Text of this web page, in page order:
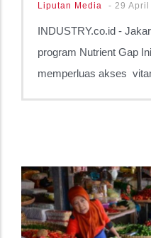
Liputan Media - 29 April
INDUSTRY.co.id -
program Nutrient Gap
memperluas akses